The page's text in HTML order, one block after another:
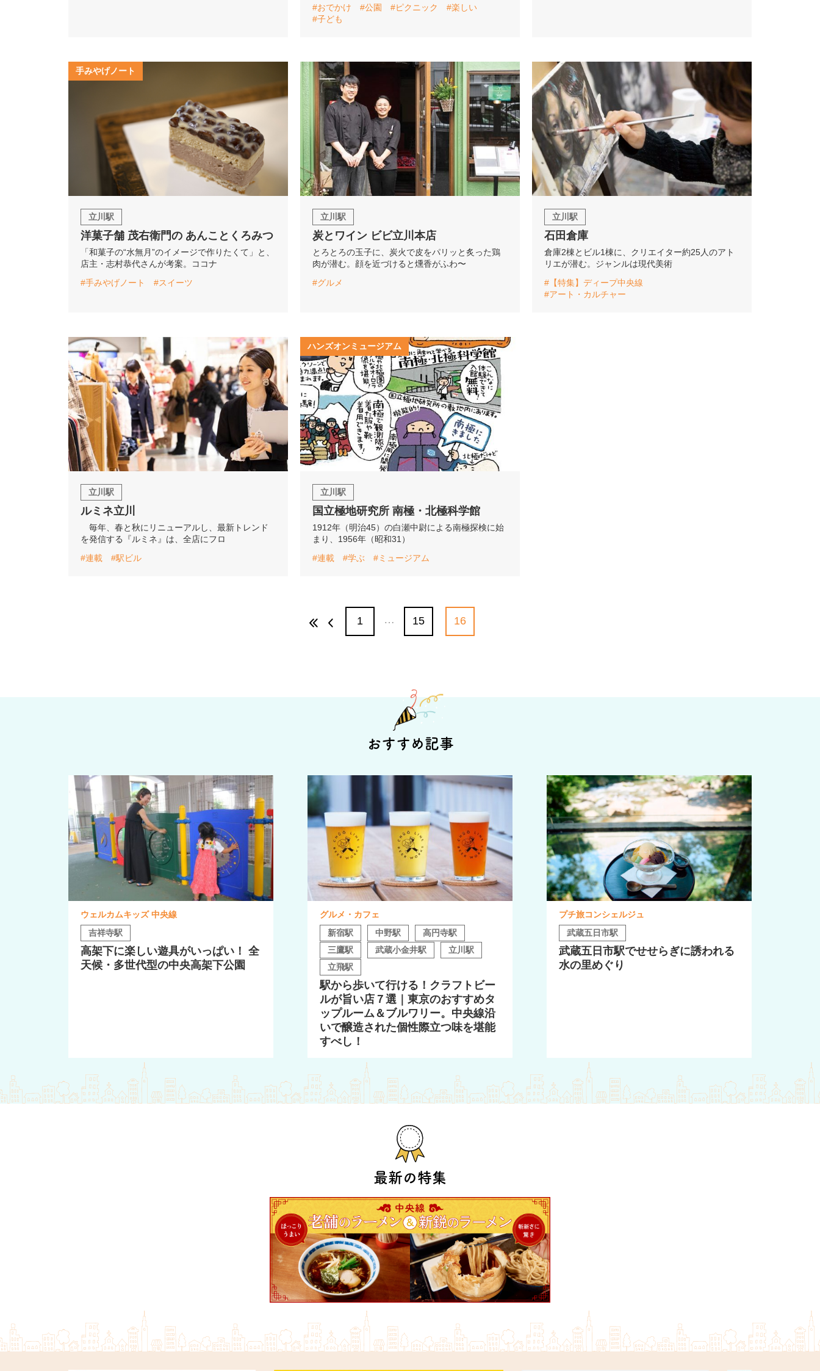
#おでかけ
#公園 #ピクニック
#楽しい
#子ども
手みやげノート
立川駅
洋菓子舗 茂右衛門の あんことくろみつ
「和菓子の“水無月”のイメージで作りたくて」と、
店主・志村恭代さんが考案。ココナ
#手みやげノート
#スイーツ
立川駅
炭とワイン ビビ立川本店
とろとろの玉子に、炭火で皮をパリッと炙った鶏
肉が潜む。顔を近づけると燻香がふわ〜
#グルメ
立川駅
石田倉庫
倉庫2棟とビル1棟に、クリエイター約25人のアト
リエが潜む。ジャンルは現代美術
#【特集】ディープ中央線
#アート・カルチャー
立川駅
ルミネ立川
毎年、春と秋にリニューアルし、最新トレンド
を発信する『ルミネ』は、全店にフロ
#連載
#駅ビル
ハンズオンミュージアム
立川駅
国立極地研究所 南極・北極科学館
1912年（明治45）の白瀬中尉による南極探検に始
まり、1956年（昭和31）
#連載
#学ぶ #ミュージアム
1 … 15 16
おすすめ記事
ウェルカムキッズ 中央線
吉祥寺駅
高架下に楽しい遊具がいっぱい！ 全
天候・多世代型の中央高架下公園
グルメ・カフェ
新宿駅
中野駅
高円寺駅
三鷹駅
武蔵小金井駅
立川駅
立飛駅
駅から歩いて行ける！クラフトビー
ルが旨い店７選｜東京のおすすめタ
ップルーム＆ブルワリー。中央線沿
いで醸造された個性際立つ味を堪能
すべし！
プチ旅コンシェルジュ
武蔵五日市駅
武蔵五日市駅でせせらぎに誘われる
水の里めぐり
最新の特集